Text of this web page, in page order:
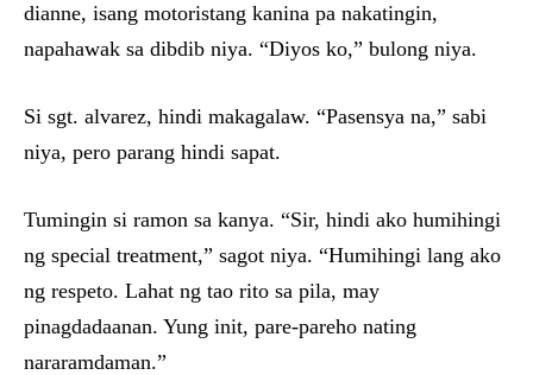
dianne, isang motoristang kanina pa nakatingin,
napahawak sa dibdib niya. “Diyos ko,” bulong niya.
Si sgt. alvarez, hindi makagalaw. “Pasensya na,” sabi
niya, pero parang hindi sapat.
Tumingin si ramon sa kanya. “Sir, hindi ako humihingi
ng special treatment,” sagot niya. “Humihingi lang ako
ng respeto. Lahat ng tao rito sa pila, may
pinagdadaanan. Yung init, pare-pareho nating
nararamdaman.”